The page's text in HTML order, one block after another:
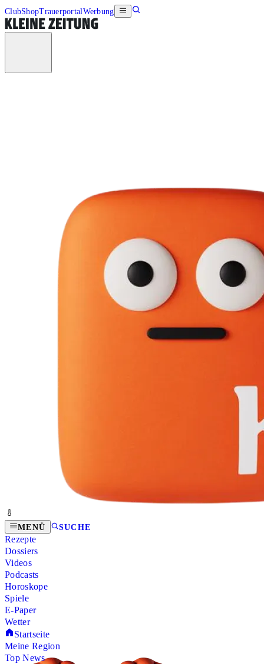
ClubShopTrauerportalWerbung
MENÜ SUCHE
Rezepte
Dossiers
Videos
Podcasts
Horoskope
Spiele
E-Paper
Wetter
Startseite
Meine Region
Top News